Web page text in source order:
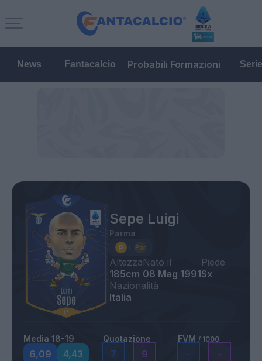
News Fantacalcio Probabili Formazioni
Sepe Luigi
Parma
Altezza
185cm
Nato il
08 Mag 1991
Piede
Sx
Nazionalità
Italia
Media 18-19
6,09 4,43
Quotazione
7 9
FVM / 1000
- -